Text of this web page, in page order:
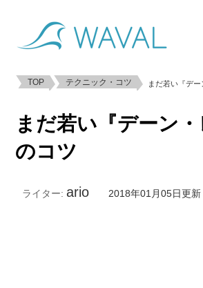
TOP テクニック・コツ まだ若い『デ
まだ若い『デーン
のコツ
ライター: ario 2018年01月05日更新